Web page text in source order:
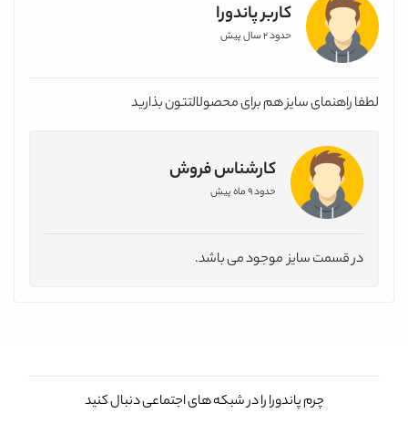
کاربر پاندورا
حدود 2 سال پیش
لطفا راهنمای سایز هم برای محصولالتتون بذارید
کارشناس فروش
حدود 9 ماه پیش
در قسمت سایز موجود می باشد.
چرم پاندورا را در شبکه های اجتماعی دنبال کنید